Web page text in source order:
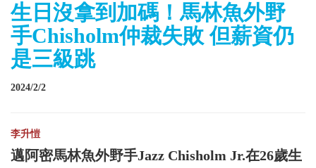
生日沒拿到加碼！馬林魚外野
手Chisholm仲裁失敗 但薪資仍
是三級跳
2024/2/2
李升愷
邁阿密馬林魚外野手Jazz Chisholm Jr.在26歲生